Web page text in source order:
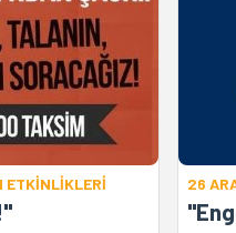
ETKİNLİKLERİ 26